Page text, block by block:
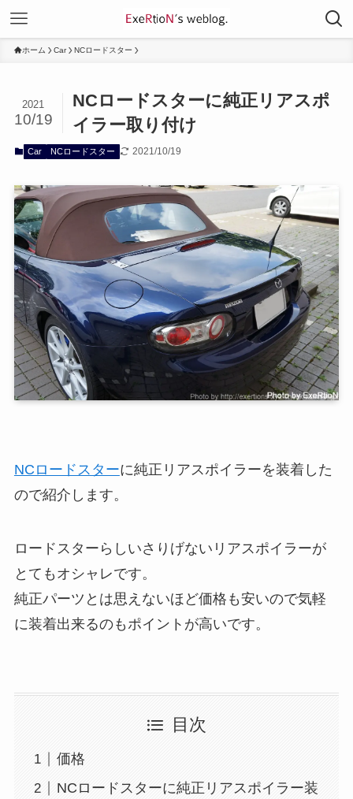
ホーム Car NCロードスター
NCロードスターに純正リアスポ
イラー取り付け
2021
10/19
Car NCロードスター 2021/10/19
NCロードスターに純正リアスポイラーを装着した
ので紹介します。
ロードスターらしいさりげないリアスポイラーが
とてもオシャレです。
純正パーツとは思えないほど価格も安いので気軽
に装着出来るのもポイントが高いです。
目次
価格
NCロードスターに純正リアスポイラー装